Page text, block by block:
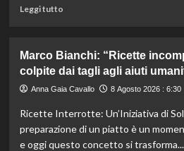
Leggi tuttoLeggi
Emilia-
Romagna
investe
milioni
per
valorizzare
Marco Bianchi: “Ricette
colpite dai tagli agli aiuti
Anna Gaia Cavallo 8 Agosto 2026 : 6:30
Ricette Interrotte: Un’Iniziativa di
preparazione di un piatto è un
e oggi questo concetto si trasforma...